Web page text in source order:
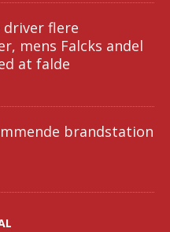
driver flere
mens Falcks andel
at falde
brandstation